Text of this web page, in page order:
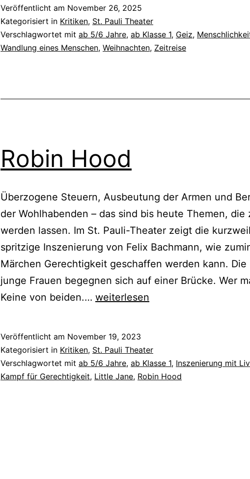
Veröffentlicht am November 26, 2025
Kategorisiert in Kritiken, St. Pauli Theater
Verschlagwortet mit ab 5/6 Jahre, ab Klasse 1, Geiz,
Wandlung eines Menschen, Weihnachten, Zeitreise
Robin Hood
Überzogene Steuern, Ausbeutung der Armen und
der Wohlhabenden – das sind bis heute Themen, die
werden lassen. Im St. Pauli-Theater zeigt die
spritzige Inszenierung von Felix Bachmann, wie
Märchen Gerechtigkeit geschaffen werden kann. Die
junge Frauen begegnen sich auf einer Brücke. Wer
Keine von beiden.… Robin
weiterlesen
Veröffentlicht am November 19, 2023
Kategorisiert in Kritiken, St. Pauli Theater
Verschlagwortet mit ab 5/6 Jahre, ab Klasse 1, Inszenierung mit
Kampf für Gerechtigkeit, Little Jane, Robin Hood